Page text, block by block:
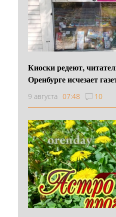
Киоски редеют,
Оренбурге исчезает
9 августа 07:48 10